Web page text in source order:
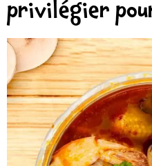
privilégier